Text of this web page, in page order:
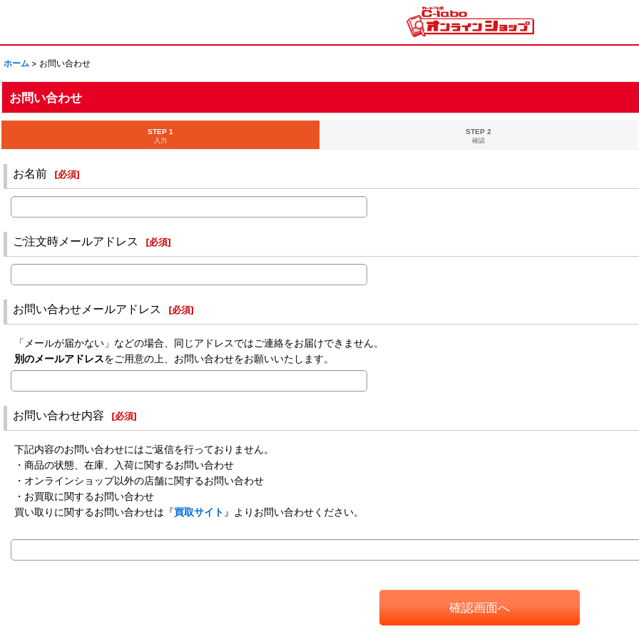
ホーム > お問い合わせ
お問い合わせ
STEP 1
入力
STEP 2
確認
お名前 [必須]
ご注文時メールアドレス [必須]
お問い合わせメールアドレス [必須]
「メールが届かない」などの場合、同じアドレスではご連絡をお届けできません。
別のメールアドレスをご用意の上、お問い合わせをお願いいたします。
お問い合わせ内容 [必須]
下記内容のお問い合わせにはご返信を行っておりません。
・商品の状態、在庫、入荷に関するお問い合わせ
・オンラインショップ以外の店舗に関するお問い合わせ
・お買取に関するお問い合わせ
買い取りに関するお問い合わせは『買取サイト 』よりお問い合わせください。
確認画面へ